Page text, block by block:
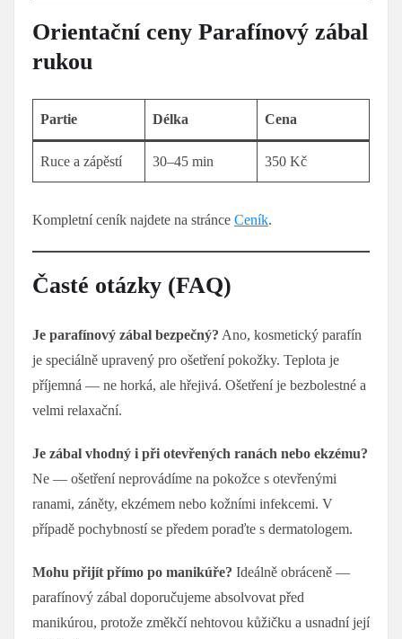
Orientační ceny Parafínový zábal
rukou
Partie Délka Cena
Ruce a zápěstí 30–45 min 350 Kč
Kompletní ceník najdete na stránce Ceník.
Časté otázky (FAQ)
Je parafínový zábal bezpečný? Ano, kosmetický parafín
je speciálně upravený pro ošetření pokožky. Teplota je
příjemná — ne horká, ale hřejivá. Ošetření je bezbolestné a
velmi relaxační.
Je zábal vhodný i při otevřených ranách nebo ekzému?
Ne — ošetření neprovádíme na pokožce s otevřenými
ranami, záněty, ekzémem nebo kožními infekcemi. V
případě pochybností se předem poraďte s dermatologem.
Mohu přijít přímo po manikúře? Ideálně obráceně —
parafínový zábal doporučujeme absolvovat před
manikúrou, protože změkčí nehtovou kůžičku a usnadní její